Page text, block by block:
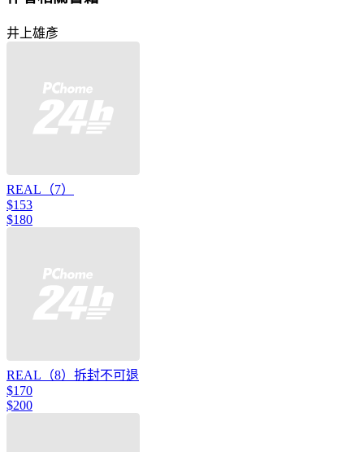
井上雄彥
REAL（7）
$153
$180
REAL（8）拆封不可退
$170
$200